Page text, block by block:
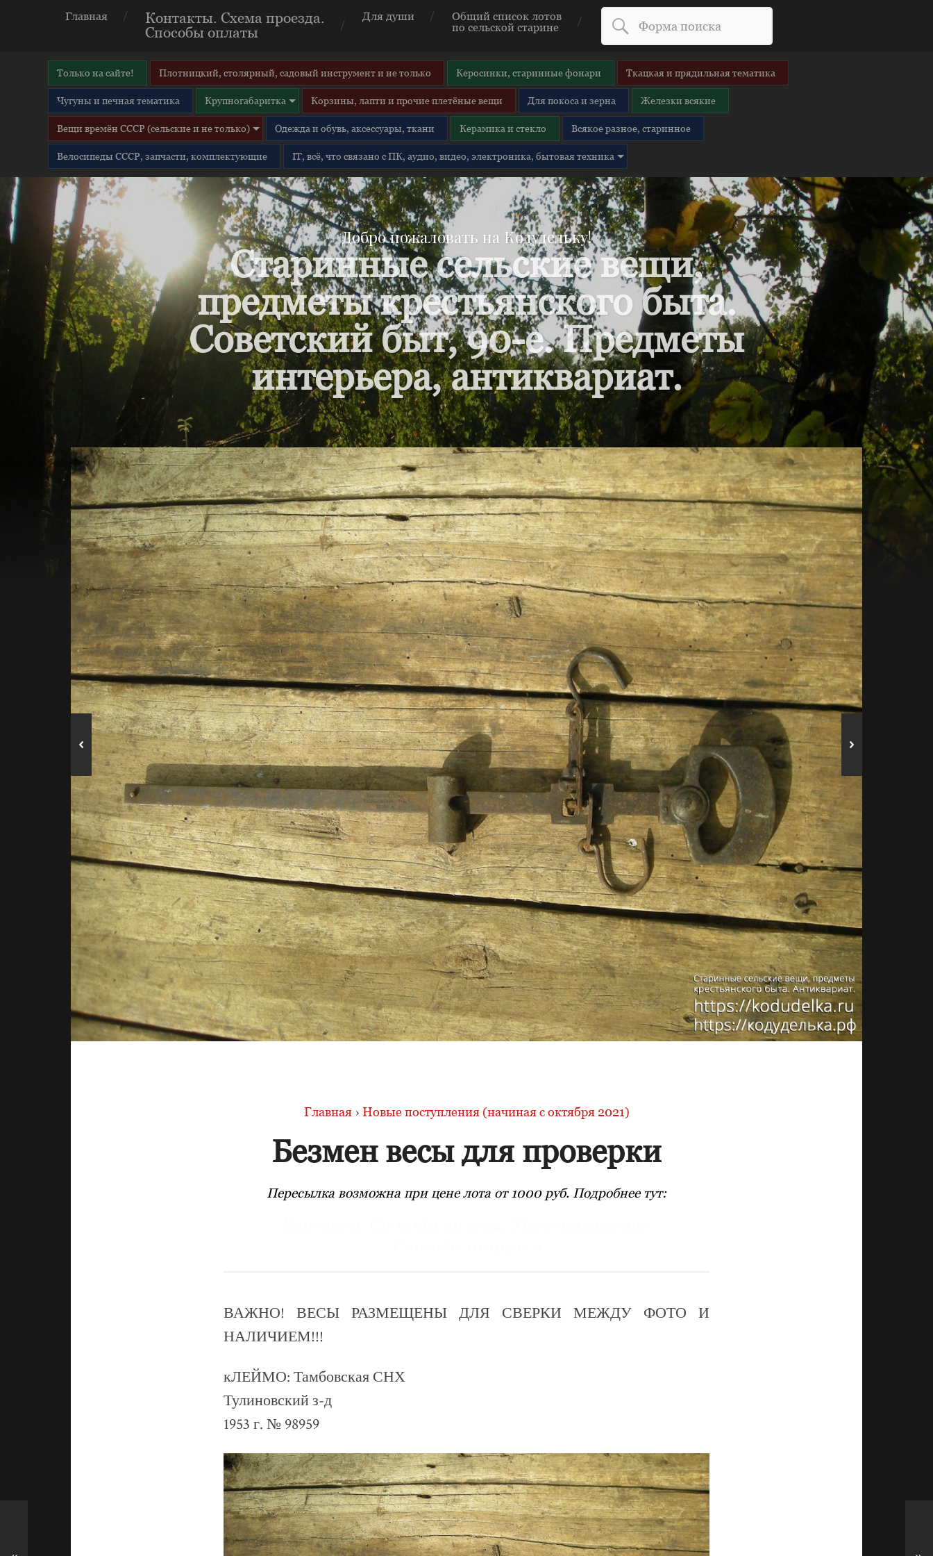
Главная
Контакты. Схема проезда.
Способы оплаты
Для души
Общий список лотов
по сельской старине
Только на сайте! Плотницкий, столярный, садовый инструмент и не только Керосинки, старинные фонари Ткацкая и прядильная тематика
Чугуны и печная тематика Крупногабаритка Корзины, лапти и прочие плетёные вещи Для покоса и зерна Железки всякие
Вещи времён СССР (сельские и не только) Одежда и обувь, аксессуары, ткани Керамика и стекло Всякое разное, старинное
Велосипеды СССР, запчасти, комплектующие IT, всё, что связано с ПК, аудио, видео, электроника, бытовая техника
Добро пожаловать на Кодудельку!
Старинные сельские вещи,
предметы крестьянского быта.
Советский быт, 90-е. Предметы
интерьера, антиквариат.
Главная › Новые поступления (начиная с октября 2021)
Безмен весы для проверки
Пересылка возможна при цене лота от 1000 руб. Подробнее тут:
ВАЖНО! ВЕСЫ РАЗМЕЩЕНЫ ДЛЯ СВЕРКИ МЕЖДУ ФОТО И
НАЛИЧИЕМ!!!
кЛЕЙМО: Тамбовская СНХ
Тулиновский з-д
1953 г. № 98959